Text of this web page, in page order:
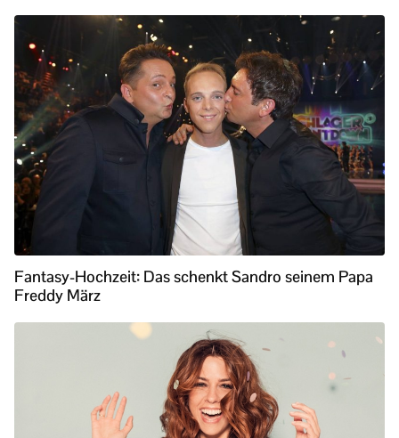
Fantasy-Hochzeit: Das schenkt Sandro seinem Papa
Freddy März